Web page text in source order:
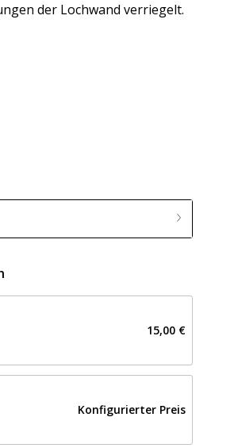
der Lochwand verriegelt.
15,00 €
Konfigurierter Preis